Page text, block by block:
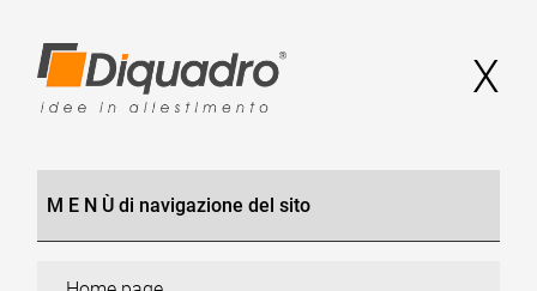
X
M E N Ù di navigazione del sito